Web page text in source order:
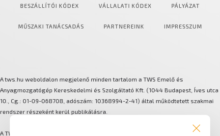
BESZÁLLÍTÓI KÓDEX VÁLLALATI KÓDEX PÁLYÁZAT
MŰSZAKI TANÁCSADÁS PARTNEREINK IMPRESSZUM
A tws.hu weboldalon megjelenő minden tartalom a TWS Emelő és
Anyagmozgatógép Kereskedelmi és Szolgáltató Kft. (1044 Budapest, Íves utca
10., Cg.: 01-09-068708, adószám: 10368994-2-41) által működtetett szakmai
rendszer részeként kerül publikálásra.
A TWS több márkát és technológiát integráló anyagmozgatási és